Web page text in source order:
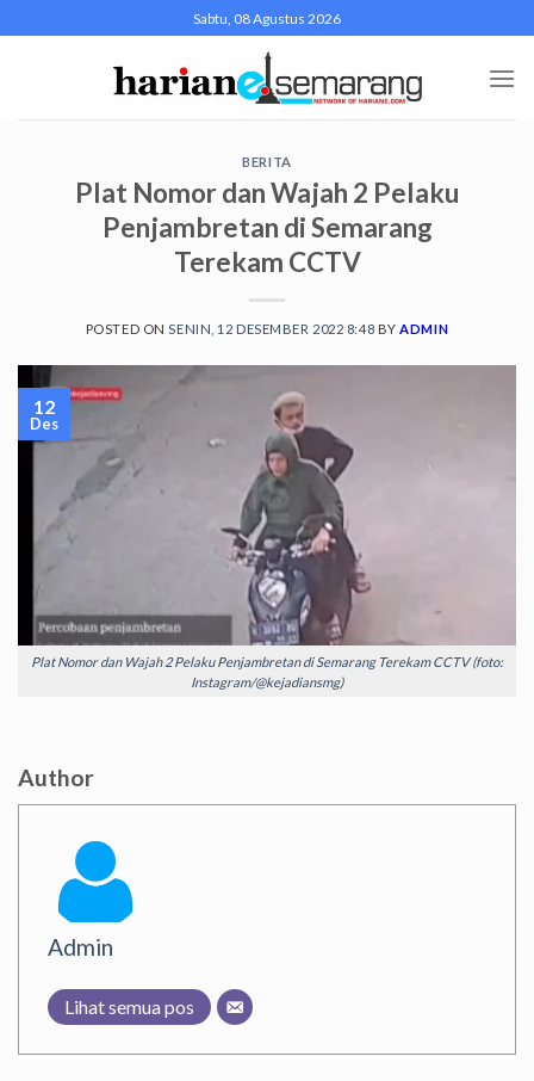
to
Sabtu, 08 Agustus 2026
BERITA
Plat Nomor dan Wajah 2 Pelaku
Penjambretan di Semarang
Terekam CCTV
POSTED ON SENIN, 12 DESEMBER 2022 8:48 BY ADMIN
Plat Nomor dan Wajah 2 Pelaku Penjambretan di Semarang Terekam CCTV (foto:
Instagram/@kejadiansmg)
12
Des
Author
Admin
Lihat semua pos